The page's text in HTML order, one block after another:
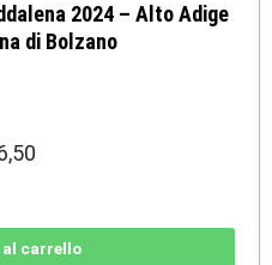
2024 – Alto Adige
di Bolzano
carrello